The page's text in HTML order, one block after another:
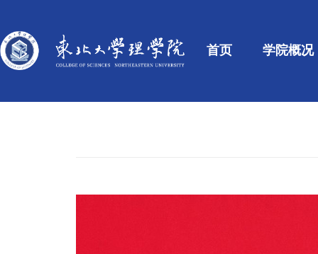
首页 学院概况